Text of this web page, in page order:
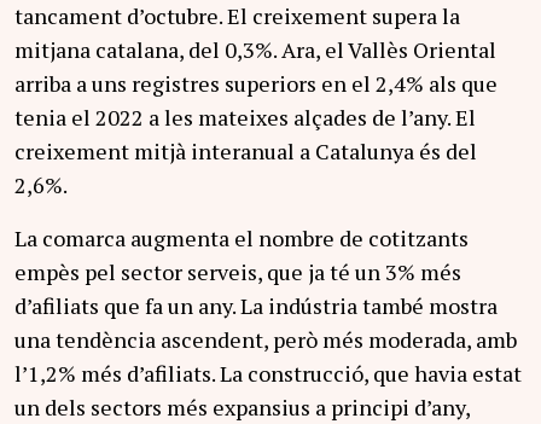
tancament d’octubre. El creixement supera la
mitjana catalana, del 0,3%. Ara, el Vallès Oriental
arriba a uns registres superiors en el 2,4% als que
tenia el 2022 a les mateixes alçades de l’any. El
creixement mitjà interanual a Catalunya és del
2,6%.
La comarca augmenta el nombre de cotitzants
empès pel sector serveis, que ja té un 3% més
d’afiliats que fa un any. La indústria també mostra
una tendència ascendent, però més moderada, amb
l’1,2% més d’afiliats. La construcció, que havia estat
un dels sectors més expansius a principi d’any,